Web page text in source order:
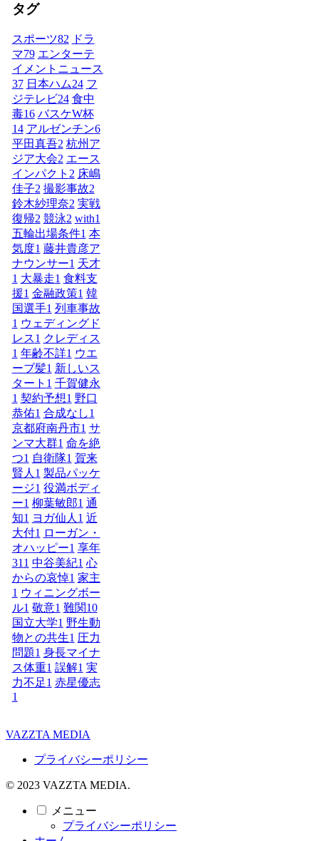
タグ
スポーツ82 ドラ
マ79 エンターテ
イメントニュース
37 日本ハム24 フ
ジテレビ24 食中
毒16 バスケW杯
14 アルゼンチン6
平田真吾2 杭州ア
ジア大会2 エース
インパクト 2 床嶋
佳子2 撮影事故2
鈴木紗理奈2 実戦
復帰2 競泳2 with1
五輪出場条件1 本
気度1 藤井貴彦ア
ナウンサー1 天才
1 大暴走1 食料支
援1 金融政策1 韓
国選手1 列車事故
1 ウェディングド
レス1 クレディス
1 年齢不詳1 ウエ
ーブ髪1 新しいス
タート 1 千賀健永
1 契約予想1 野口
恭佑1 合成なし1
京都府南丹市1 サ
ンマ大群1 命を絶
つ1 自衛隊1 賀来
賢人 1 製品パッケ
ージ1 役満ボディ
ー1 柳葉敏郎1 通
知1 ヨガ仙人 1 近
大付1 ローガン・
オハッピー1 享年
31 1 中谷美紀1 心
からの哀悼1 家主
1 ウィニングボー
ル1 敬意1 難関10
国立大学1 野生動
物との共生1 圧力
問題1 身長マイナ
ス体重1 誤解1 実
力不足1 赤星優志
1
VAZZTA MEDIA
プライバシーポリシー
© 2023 VAZZTA MEDIA.
メニュー
プライバシーポリシー